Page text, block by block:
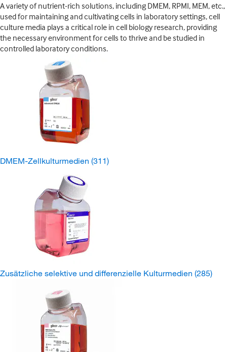
A variety of nutrient-rich solutions, including DMEM, RPMI, MEM, etc.,
used for maintaining and cultivating cells in laboratory settings, cell
culture media plays a critical role in cell biology research, providing
the necessary environment for cells to thrive and be studied in
controlled laboratory conditions.
DMEM-Zellkulturmedien (311)
Zusätzliche selektive und differenzielle Kulturmedien (285)